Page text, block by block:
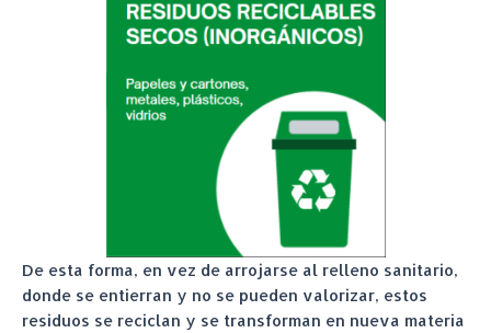
De esta forma, en vez de arrojarse al relleno sanitario,
donde se entierran y no se pueden valorizar, estos
residuos se reciclan y se transforman en nueva materia